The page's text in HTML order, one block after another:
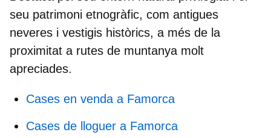
seu patrimoni etnogràfic, com antigues
neveres i vestigis històrics, a més de la
proximitat a rutes de muntanya molt
apreciades.
Cases en venda a Famorca
Cases de lloguer a Famorca